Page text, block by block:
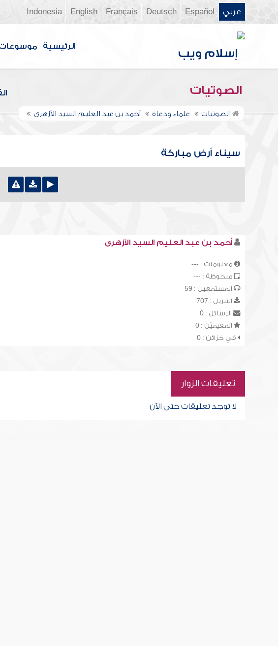
عربي Español
Deutsch
Français
English
Indonesia
الرئيسية
الصوتيات
الصوتيات علماء ودعاة أحمد بن عبد العليم السيد الأزهرى
سيناء أرض مباركة
أحمد بن عبد العليم السيد الأزهرى
معلومات : ---
ملحوظة : ---
المستمعين : 59
التنزيل : 707
الرسائل : 0
المقيميّن : 0
في خزائن : 0
تعليقات الزوار
لا توجد تعليقات حتى الآن